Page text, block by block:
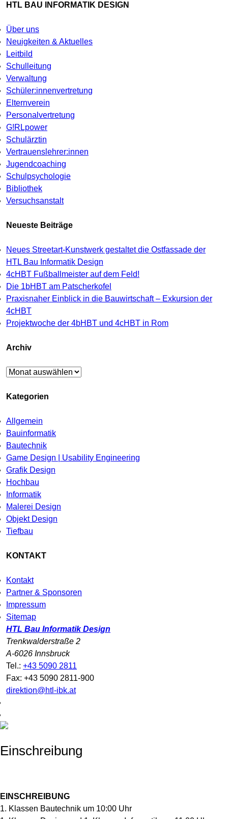
HTL BAU INFORMATIK DESIGN
Über uns
Neuigkeiten & Aktuelles
Leitbild
Schulleitung
Verwaltung
Schüler:innenvertretung
Elternverein
Personalvertretung
G!RLpower
Schulärztin
Vertrauenslehrer:innen
Jugendcoaching
Schulpsychologie
Bibliothek
Versuchsanstalt
Neueste Beiträge
Neues Streetart-Kunstwerk gestaltet die Ostfassade der
HTL Bau Informatik Design
4cHBT Fußballmeister auf dem Feld!
Die 1bHBT am Patscherkofel
Praxisnaher Einblick in die Bauwirtschaft – Exkursion der
4cHBT
Projektwoche der 4bHBT und 4cHBT in Rom
Archiv
Archiv
Kategorien
Allgemein
Bauinformatik
Bautechnik
Game Design | Usability Engineering
Grafik Design
Hochbau
Informatik
Malerei Design
Objekt Design
Tiefbau
KONTAKT
Kontakt
Partner & Sponsoren
Impressum
Sitemap
HTL Bau Informatik Design
Trenkwalderstraße 2
A-6026 Innsbruck
Tel.: +43 5090 2811
Fax: +43 5090 2811-900
direktion@htl-ibk.at
Einschreibung
EINSCHREIBUNG
1. Klassen Bautechnik um 10:00 Uhr